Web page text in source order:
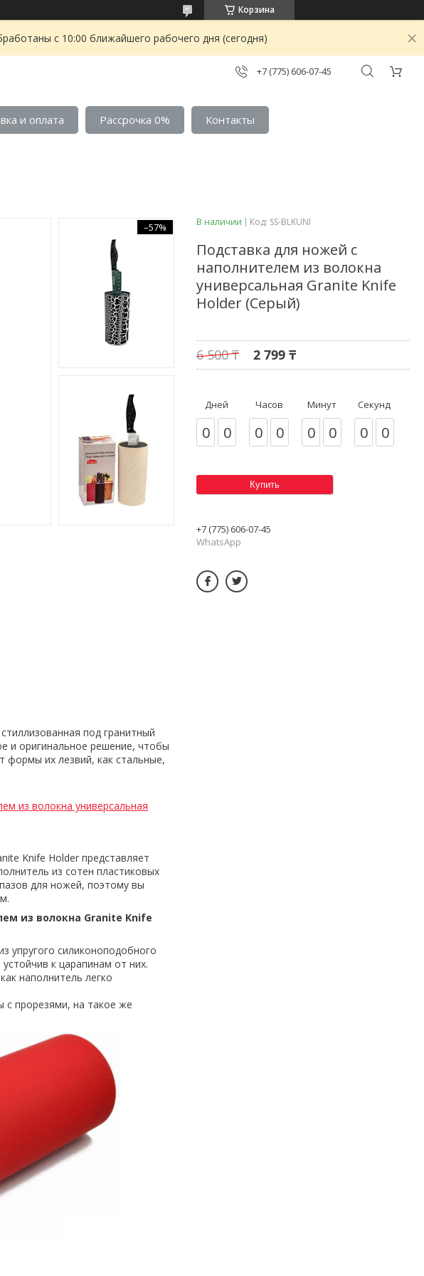
Корзина
с 10:00 ближайшего рабочего дня (сегодня)
+7 (775) 606-07-45
и оплата Рассрочка 0%
Контакты
–57%
под гранитный
и оригинальное решение, чтобы
формы их лезвий, как стальные,
из волокна универсальная
Knife Holder представляет
из сотен пластиковых
для ножей, поэтому вы
из волокна Granite Knife
упругого силиконоподобного
к царапинам от них.
наполнитель легко
с прорезями, на такое же
В наличии Код: SS-BLKUNI
Подставка для ножей с
наполнителем из волокна
универсальная Granite Knife
Holder (Серый)
6 500 ₸ 2 799 ₸
Дней
0 0
Часов
0 0
Минут
0 0
Секунд
0 0
Купить
+7 (775) 606-07-45
WhatsApp